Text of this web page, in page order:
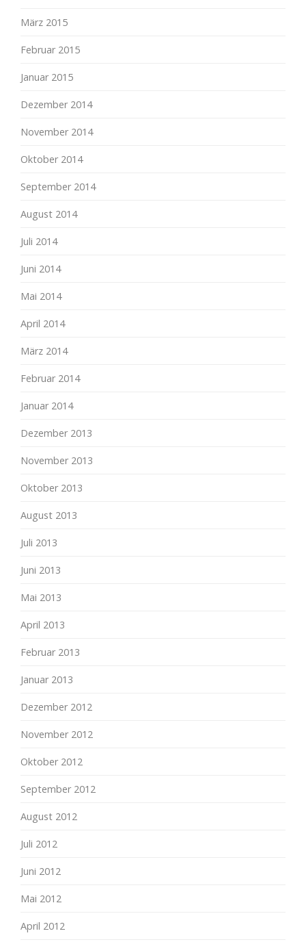
März 2015
Februar 2015
Januar 2015
Dezember 2014
November 2014
Oktober 2014
September 2014
August 2014
Juli 2014
Juni 2014
Mai 2014
April 2014
März 2014
Februar 2014
Januar 2014
Dezember 2013
November 2013
Oktober 2013
August 2013
Juli 2013
Juni 2013
Mai 2013
April 2013
Februar 2013
Januar 2013
Dezember 2012
November 2012
Oktober 2012
September 2012
August 2012
Juli 2012
Juni 2012
Mai 2012
April 2012